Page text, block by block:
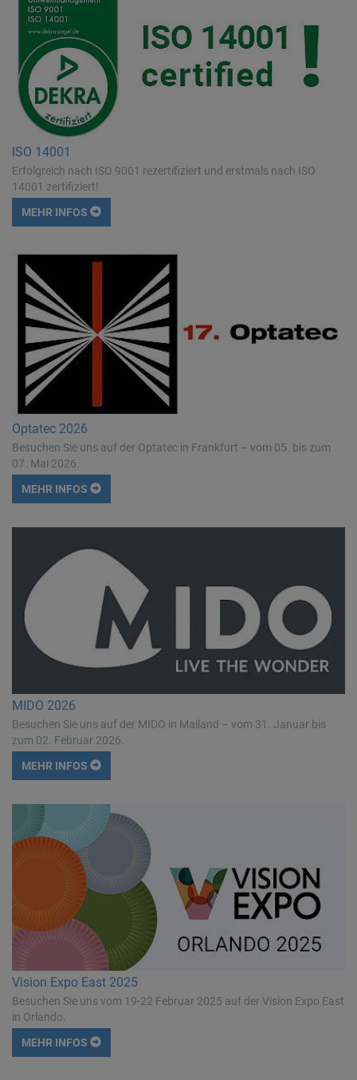
ISO 14001
Erfolgreich nach ISO 9001 rezertifiziert und erstmals nach ISO
14001 zertifiziert!
MEHR INFOS
Optatec 2026
Besuchen Sie uns auf der Optatec in Frankfurt – vom 05. bis zum
07. Mai 2026.
MEHR INFOS
MIDO 2026
Besuchen Sie uns auf der MIDO in Mailand – vom 31. Januar bis
zum 02. Februar 2026.
MEHR INFOS
Vision Expo East 2025
Besuchen Sie uns vom 19-22 Februar 2025 auf der Vision Expo East
in Orlando.
MEHR INFOS